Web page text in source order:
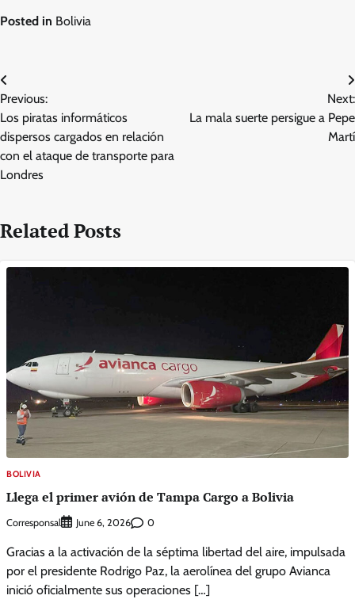
Posted in Bolivia
Post
navigation
Previous:
Los piratas informáticos
dispersos cargados en relación
con el ataque de transporte para
Londres
Next:
La mala suerte persigue a Pepe
Martí
Related Posts
BOLIVIA
Llega el primer avión de Tampa Cargo a Bolivia
Corresponsal June 6, 2026 0
Gracias a la activación de la séptima libertad del aire, impulsada
por el presidente Rodrigo Paz, la aerolínea del grupo Avianca
inició oficialmente sus operaciones […]